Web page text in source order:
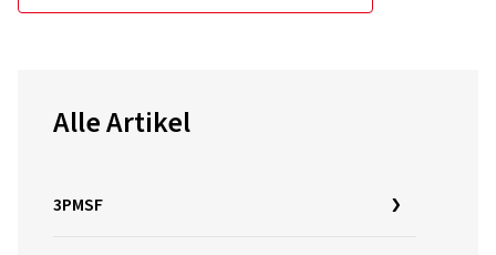
Alle Artikel
3PMSF